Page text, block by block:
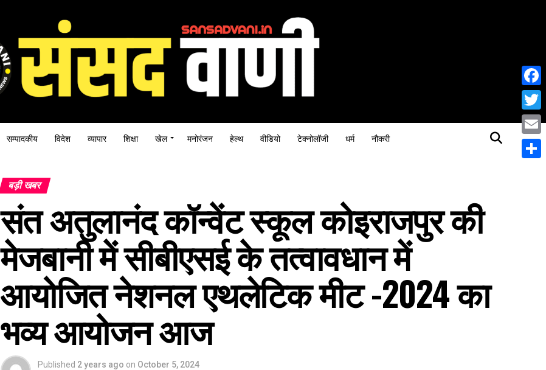
सम्पादकीय विदेश व्यापार शिक्षा खेल मनोरंजन हेल्थ वीडियो टेक्नोलॉजी धर्म नौकरी
बड़ी खबर
संत अतुलानंद कॉन्वेंट स्कूल कोइराजपुर की
मेजबानी में सीबीएसई के तत्वावधान में
आयोजित नेशनल एथलेटिक मीट -2024 का
भव्य आयोजन आज
Published 2 years ago on October 5, 2024
Email